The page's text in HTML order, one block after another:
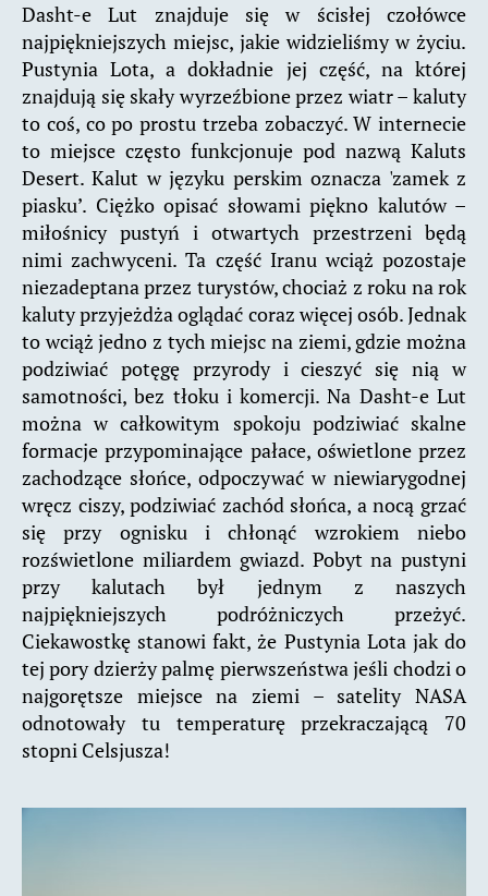
Dasht-e Lut znajduje się w ścisłej czołówce
najpiękniejszych miejsc, jakie widzieliśmy w życiu.
Pustynia Lota, a dokładnie jej część, na której
znajdują się skały wyrzeźbione przez wiatr – kaluty
to coś, co po prostu trzeba zobaczyć. W internecie
to miejsce często funkcjonuje pod nazwą Kaluts
Desert. Kalut w języku perskim oznacza 'zamek z
piasku’. Ciężko opisać słowami piękno kalutów –
miłośnicy pustyń i otwartych przestrzeni będą
nimi zachwyceni. Ta część Iranu wciąż pozostaje
niezadeptana przez turystów, chociaż z roku na rok
kaluty przyjeżdża oglądać coraz więcej osób. Jednak
to wciąż jedno z tych miejsc na ziemi, gdzie można
podziwiać potęgę przyrody i cieszyć się nią w
samotności, bez tłoku i komercji. Na Dasht-e Lut
można w całkowitym spokoju podziwiać skalne
formacje przypominające pałace, oświetlone przez
zachodzące słońce, odpoczywać w niewiarygodnej
wręcz ciszy, podziwiać zachód słońca, a nocą grzać
się przy ognisku i chłonąć wzrokiem niebo
rozświetlone miliardem gwiazd. Pobyt na pustyni
przy kalutach był jednym z naszych
najpiękniejszych podróżniczych przeżyć.
Ciekawostkę stanowi fakt, że Pustynia Lota jak do
tej pory dzierży palmę pierwszeństwa jeśli chodzi o
najgorętsze miejsce na ziemi – satelity NASA
odnotowały tu temperaturę przekraczającą 70
stopni Celsjusza!